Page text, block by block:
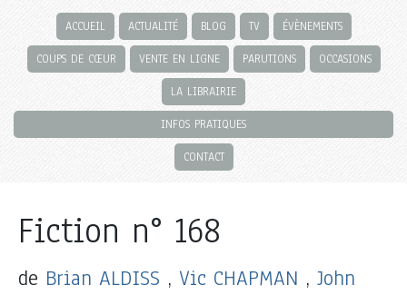
ACCUEIL ACTUALITÉ BLOG TV ÉVÈNEMENTS
COUPS DE CŒUR VENTE EN LIGNE PARUTIONS OCCASIONS
LA LIBRAIRIE
INFOS PRATIQUES
CONTACT
Fiction n° 168
de Brian ALDISS , Vic CHAPMAN , John